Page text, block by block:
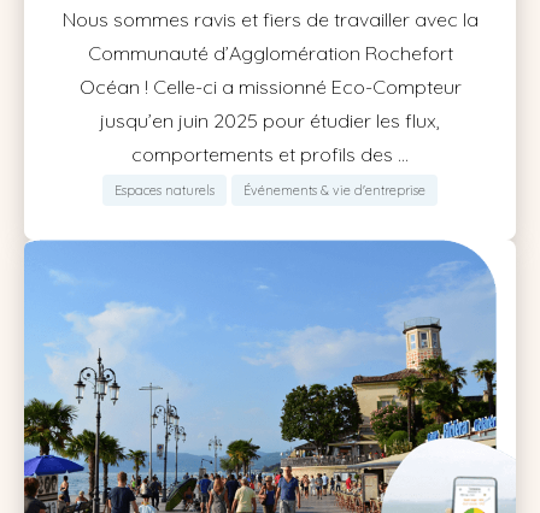
Nous sommes ravis et fiers de travailler avec la
Communauté d’Agglomération Rochefort
Océan ! Celle-ci a missionné Eco-Compteur
jusqu’en juin 2025 pour étudier les flux,
comportements et profils des ...
Espaces naturels Événements & vie d'entreprise